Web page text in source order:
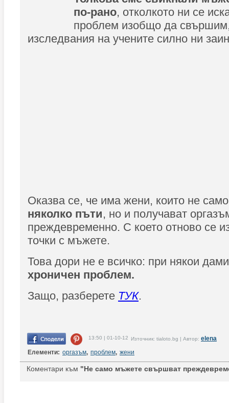
по-рано, отколкото ни се
проблем изобщо да
изследвания на учените силно ни
Оказва се, че има жени, които не
няколко пъти, но и получават
преждевременно. С което отново се
точки с мъжете.
Това дори не е всичко: при някои
хроничен проблем.
Защо, разберете ТУК.
13:50 | 01-10-12 Източник: tialoto.bg | Автор: elena
Елементи: оргазъм, проблем, жени
Коментари към "Не само мъжете свършват